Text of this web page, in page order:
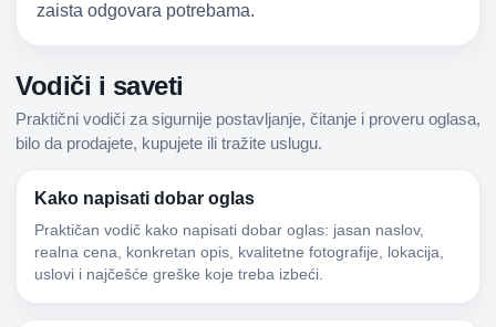
zaista odgovara potrebama.
Vodiči i saveti
Praktični vodiči za sigurnije postavljanje, čitanje i proveru oglasa,
bilo da prodajete, kupujete ili tražite uslugu.
Kako napisati dobar oglas
Praktičan vodič kako napisati dobar oglas: jasan naslov,
realna cena, konkretan opis, kvalitetne fotografije, lokacija,
uslovi i najčešće greške koje treba izbeći.